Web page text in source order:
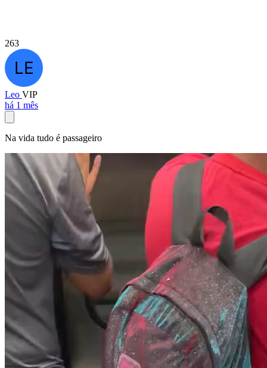
263
Leo VIP
há 1 mês
Na vida tudo é passageiro